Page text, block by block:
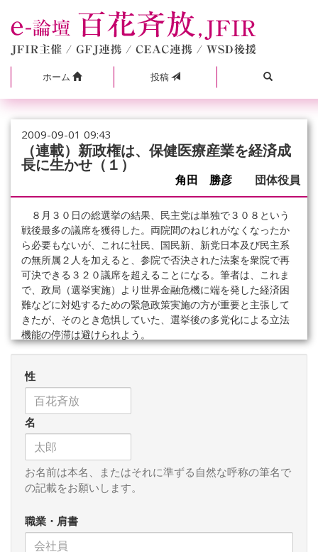
ホーム 投稿
2009-09-01 09:43
（連載）新政権は、保健医療産業を経済成
長に生かせ（１）
角田 勝彦 団体役員
８月３０日の総選挙の結果、民主党は単独で３０８という
戦後最多の議席を獲得した。両院間のねじれがなくなったか
ら必要もないが、これに社民、国民新、新党日本及び民主系
の無所属２人を加えると、参院で否決された法案を衆院で再
可決できる３２０議席を超えることになる。筆者は、これま
で、政局（選挙実施）より世界金融危機に端を発した経済困
難などに対処するための緊急政策実施の方が重要と主張して
きたが、そのとき危惧していた、選挙後の多党化による立法
機能の停滞は避けられよう。
に授権されたといえる。９月中旬の特別国会での首班指名
後、鳩山内閣の実際の手腕が問われることになろう。もとよ
り自民党などほかの党に投票した有権者も多い。マニフェス
トの個別の項目については民主党に投票した者のなかにも反
対もあろう。民主党はおごることなく、出来る限り多くの民
意を受け入れるよう努めるべきである。先のことだが次の選
挙もある。
両党のマニフェストは、社会政策においてばらまきの多寡を
競うようなかたちになって、結局どこが違うのか判断が難し
くなったくらいだが、６月末の国の借金が８６０兆円と過去
性
名
お名前は本名、またはそれに準ずる自然な呼称の筆名で
の記載をお願いします。
職業・肩書